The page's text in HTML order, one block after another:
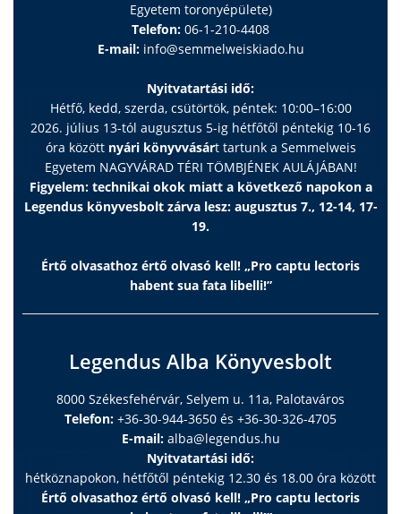
Egyetem toronyépülete)
Telefon: 06-1-210-4408
E-mail: info@semmelweiskiado.hu
Nyitvatartási idő:
Hétfő, kedd, szerda, csütörtök, péntek: 10:00–16:00
2026. július 13-tól augusztus 5-ig hétfőtől péntekig 10-16
óra között nyári könyvvásárt tartunk a Semmelweis
Egyetem NAGYVÁRAD TÉRI TÖMBJÉNEK AULÁJÁBAN!
Figyelem: technikai okok miatt a következő napokon a
Legendus könyvesbolt zárva lesz: augusztus 7., 12-14, 17-
19.
Értő olvasathoz értő olvasó kell! „Pro captu lectoris
habent sua fata libelli!”
Legendus Alba Könyvesbolt
8000 Székesfehérvár, Selyem u. 11a, Palotaváros
Telefon: +36-30-944-3650 és +36-30-326-4705
E-mail: alba@legendus.hu
Nyitvatartási idő:
hétköznapokon, hétfőtől péntekig 12.30 és 18.00 óra között
Értő olvasathoz értő olvasó kell! „Pro captu lectoris